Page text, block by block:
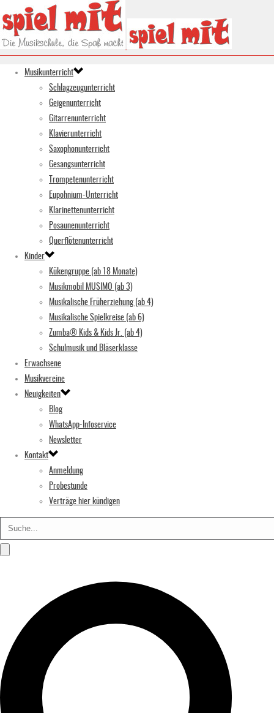
Musikunterricht
Schlagzeugunterricht
Geigenunterricht
Gitarrenunterricht
Klavierunterricht
Saxophonunterricht
Gesangsunterricht
Trompetenunterricht
Eupohnium-Unterricht
Klarinettenunterricht
Posaunenunterricht
Querflötenunterricht
Kinder
Kükengruppe (ab 18 Monate)
Musikmobil MUSIMO (ab 3)
Musikalische Früherziehung (ab 4)
Musikalische Spielkreise (ab 6)
Zumba® Kids & Kids Jr. (ab 4)
Schulmusik und Bläserklasse
Erwachsene
Musikvereine
Neuigkeiten
Blog
WhatsApp-Infoservice
Newsletter
Kontakt
Anmeldung
Probestunde
Verträge hier kündigen